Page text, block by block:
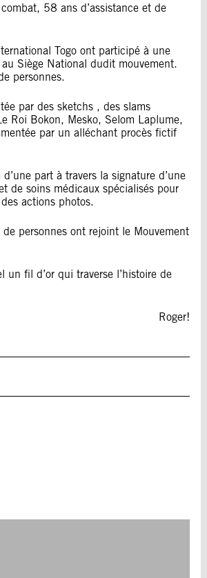
58 ans d’assistance et de
Togo ont participé à une
Siège National dudit mouvement.
personnes.
par des sketchs , des slams
Roi Bokon, Mesko, Selom Laplume,
par un alléchant procès fictif
part à travers la signature d’une
de soins médicaux spécialisés pour
actions photos.
personnes ont rejoint le Mouvement
fil d’or qui traverse l’histoire de
Roger!